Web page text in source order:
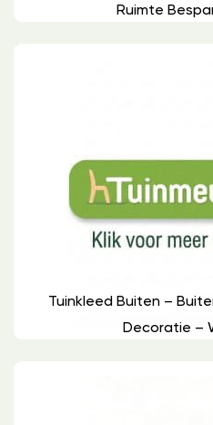
Ruimte
Tuinkleed Buiten –
Decoratie –